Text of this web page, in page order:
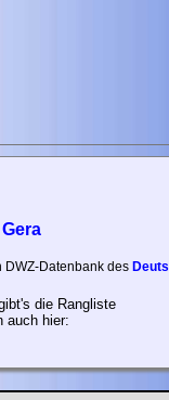
DWZ-Datenbank des
die Rangliste
auch hier: